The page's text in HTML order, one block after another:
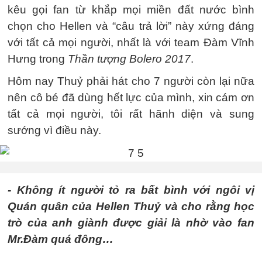
kêu gọi fan từ khắp mọi miền đất nước bình
chọn cho Hellen và “câu trả lời” này xứng đáng
với tất cả mọi người, nhất là với team Đàm Vĩnh
Hưng trong Thần tượng Bolero 2017.
Hôm nay Thuỷ phải hát cho 7 người còn lại nữa
nên cô bé đã dùng hết lực của mình, xin cám ơn
tất cả mọi người, tôi rất hãnh diện và sung
sướng vì điều này.
- Không ít người tỏ ra bất bình với ngôi vị
Quán quân của Hellen Thuỷ và cho rằng học
trò của anh giành được giải là nhờ vào fan
Mr.Đàm quá đông…